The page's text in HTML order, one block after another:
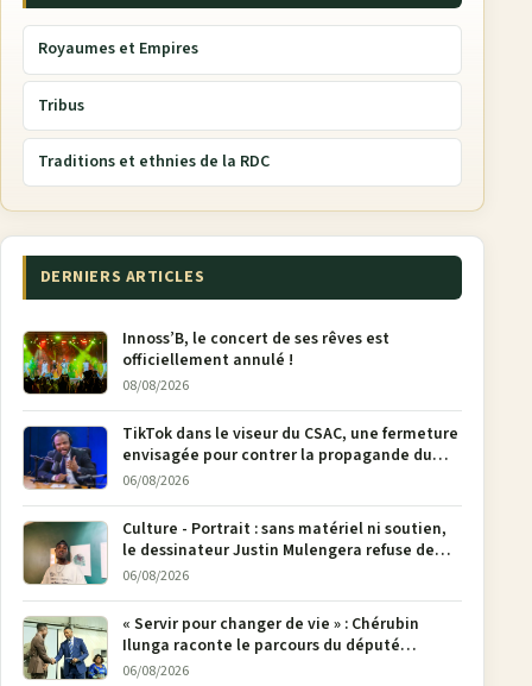
Royaumes et Empires
Tribus
Traditions et ethnies de la RDC
DERNIERS ARTICLES
Innoss’B, le concert de ses rêves est
officiellement annulé !
08/08/2026
TikTok dans le viseur du CSAC, une fermeture
envisagée pour contrer la propagande du
M23
06/08/2026
Culture - Portrait : sans matériel ni soutien,
le dessinateur Justin Mulengera refuse de
poser son crayon
06/08/2026
« Servir pour changer de vie » : Chérubin
Ilunga raconte le parcours du député
national Jethro Muyombi Tshimbu en 137
06/08/2026